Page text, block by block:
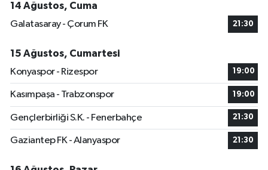
14 Ağustos, Cuma
Galatasaray - Çorum FK
21:30
15 Ağustos, Cumartesi
Konyaspor - Rizespor
19:00
Kasımpaşa - Trabzonspor 19:00
Gençlerbirliği S.K. - Fenerbahçe 21:30
Gaziantep FK - Alanyaspor 21:30